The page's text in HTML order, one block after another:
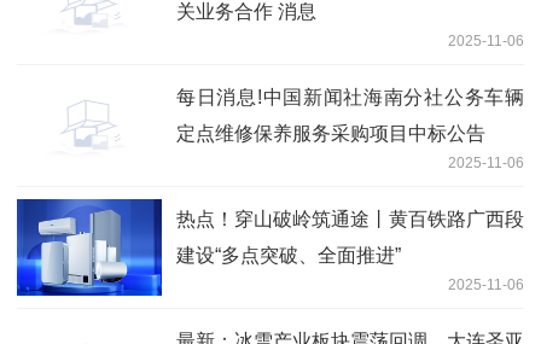
关业务合作 消息
2025-11-06
每日消息!中国新闻社海南分社公务车辆
定点维修保养服务采购项目中标公告
2025-11-06
热点！穿山破岭筑通途丨黄百铁路广西段
建设“多点突破、全面推进”
2025-11-06